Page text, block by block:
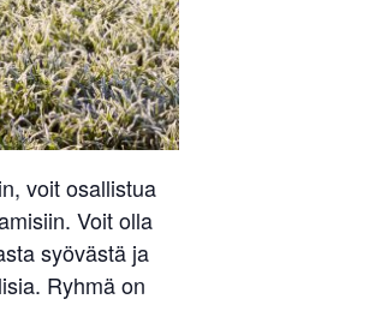
voit osallistua
Voit olla
syövästä ja
Ryhmä on